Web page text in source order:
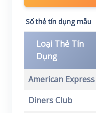
Số thẻ tín dụng mẫu
Loại Thẻ Tín
Dụng
American Express
Diners Club